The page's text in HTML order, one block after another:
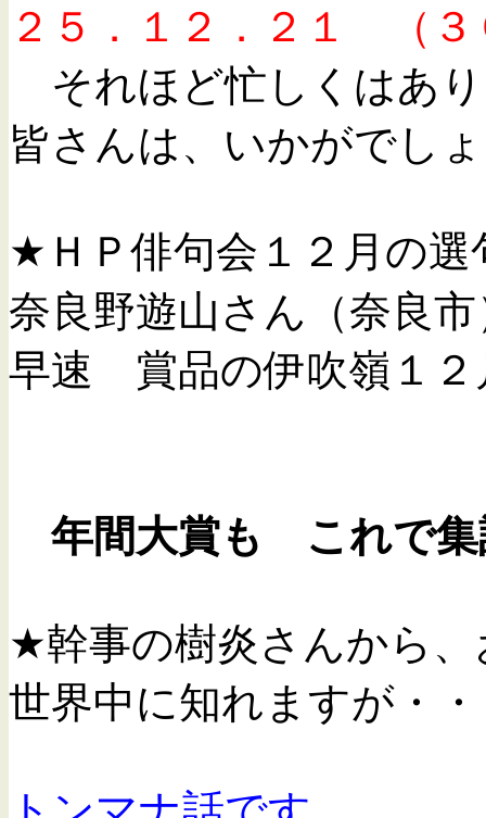
２５．１２．２１ （３
それほど忙しくはあ
皆さんは、いかがで
★ＨＰ俳句会１２月の
奈良野遊山さん（奈良
早速 賞品の伊吹嶺１２
年間大賞も これで
★幹事の樹炎さんから
世界中に知れます